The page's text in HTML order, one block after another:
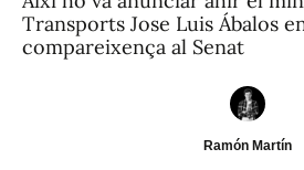
Transports Jose Luis Ábalos
compareixença al Senat
Ramón Martín